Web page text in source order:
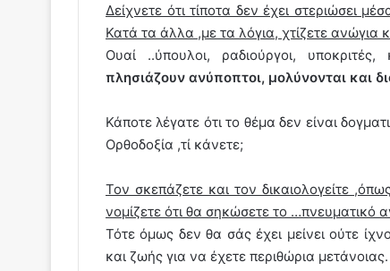
Δείχνετε ότι τίποτα δεν έχει στεριώσει
Κατά τα άλλα ,με τα λόγια, χτίζετε
Ουαί ..ύπουλοι, ραδιούργοι, υποκριτές,
πλησιάζουν ανύποπτοι, μολύνονται και
Κάποτε λέγατε ότι το θέμα δεν είναι
Ορθοδοξία ,τί κάνετε;
Τον σκεπάζετε και τον δικαιολογείτε
νομίζετε ότι θα σηκώσετε το …πνευματικό
Τότε όμως δεν θα σάς έχει μείνει ούτε
και ζωής για να έχετε περιθώρια μετάνοιας.